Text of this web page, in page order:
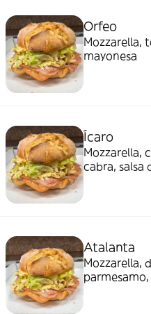
Orfeo
Mozzarella,
mayonesa
Ícaro
Mozzarella,
cabra, salsa
Atalanta
Mozzarella,